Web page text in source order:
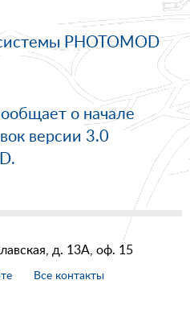
PHOTOMOD
о начале
версии 3.0
д. 13А, оф. 15
Все контакты